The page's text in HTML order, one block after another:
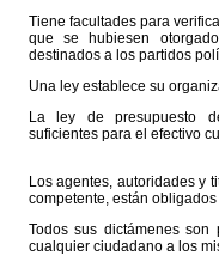
Tiene facultades para
que se hubiesen
destinados a los partidos
Una ley establece su
La ley de presupuesto
suficientes para el efectivo
Los agentes, autoridades y
competente, están
Todos sus dictámenes
cualquier ciudadano a los